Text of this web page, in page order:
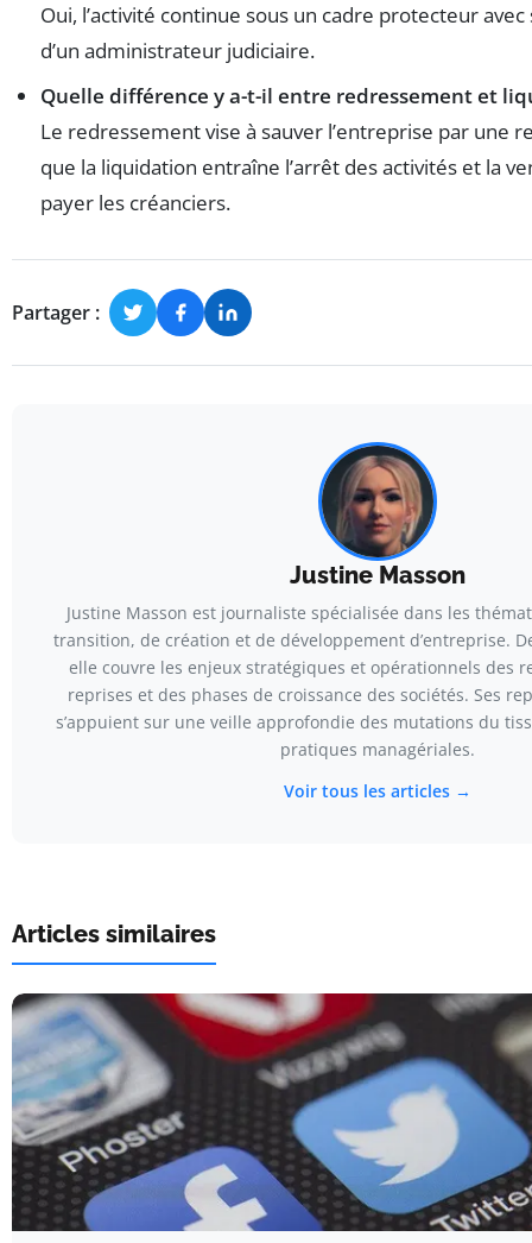
Oui, l’activité continue sous un cadre protecteur
d’un administrateur judiciaire.
Quelle différence y a-t-il entre redressement et
Le redressement vise à sauver l’entreprise par une
que la liquidation entraîne l’arrêt des activités et la
payer les créanciers.
Partager :
Justine Masson
Justine Masson est journaliste spécialisée dans les
transition, de création et de développement d’entreprise.
elle couvre les enjeux stratégiques et opérationnels des
reprises et des phases de croissance des sociétés. Ses
s’appuient sur une veille approfondie des mutations du
pratiques managériales.
Voir tous les articles →
Articles similaires